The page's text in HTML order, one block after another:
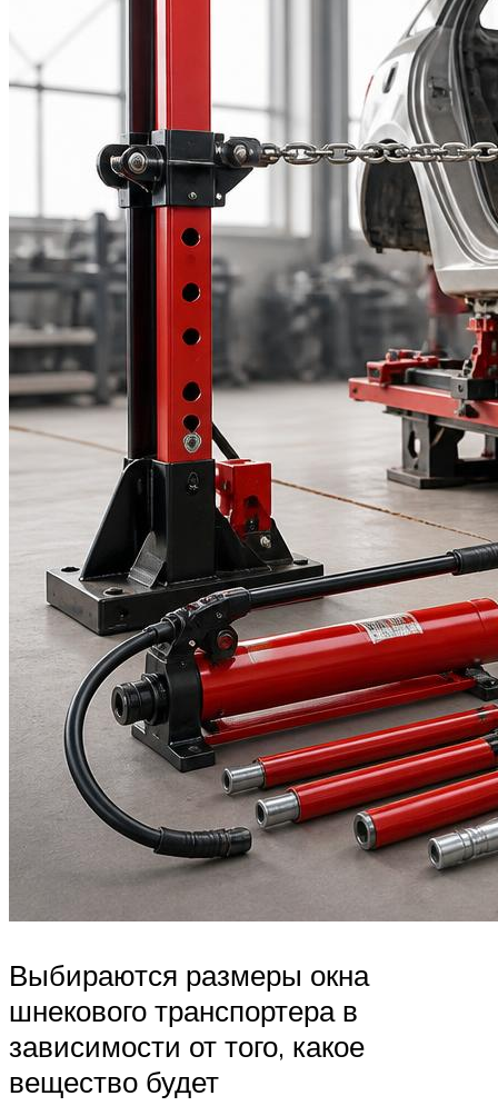
Выбираются размеры окна
шнекового транспортера в
зависимости от того, какое
вещество будет